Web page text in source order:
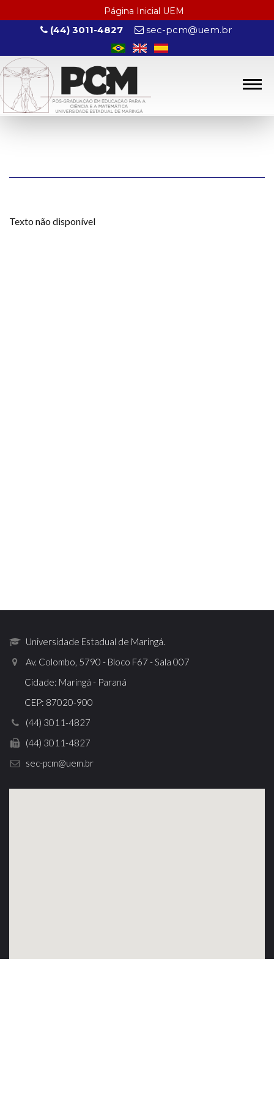
Página Inicial UEM
(44) 3011-4827 sec-pcm@uem.br
Texto não disponível
Universidade Estadual de Maringá.
Av. Colombo, 5790 - Bloco F67 - Sala 007
Cidade: Maringá - Paraná
CEP: 87020-900
(44) 3011-4827
(44) 3011-4827
sec-pcm@uem.br